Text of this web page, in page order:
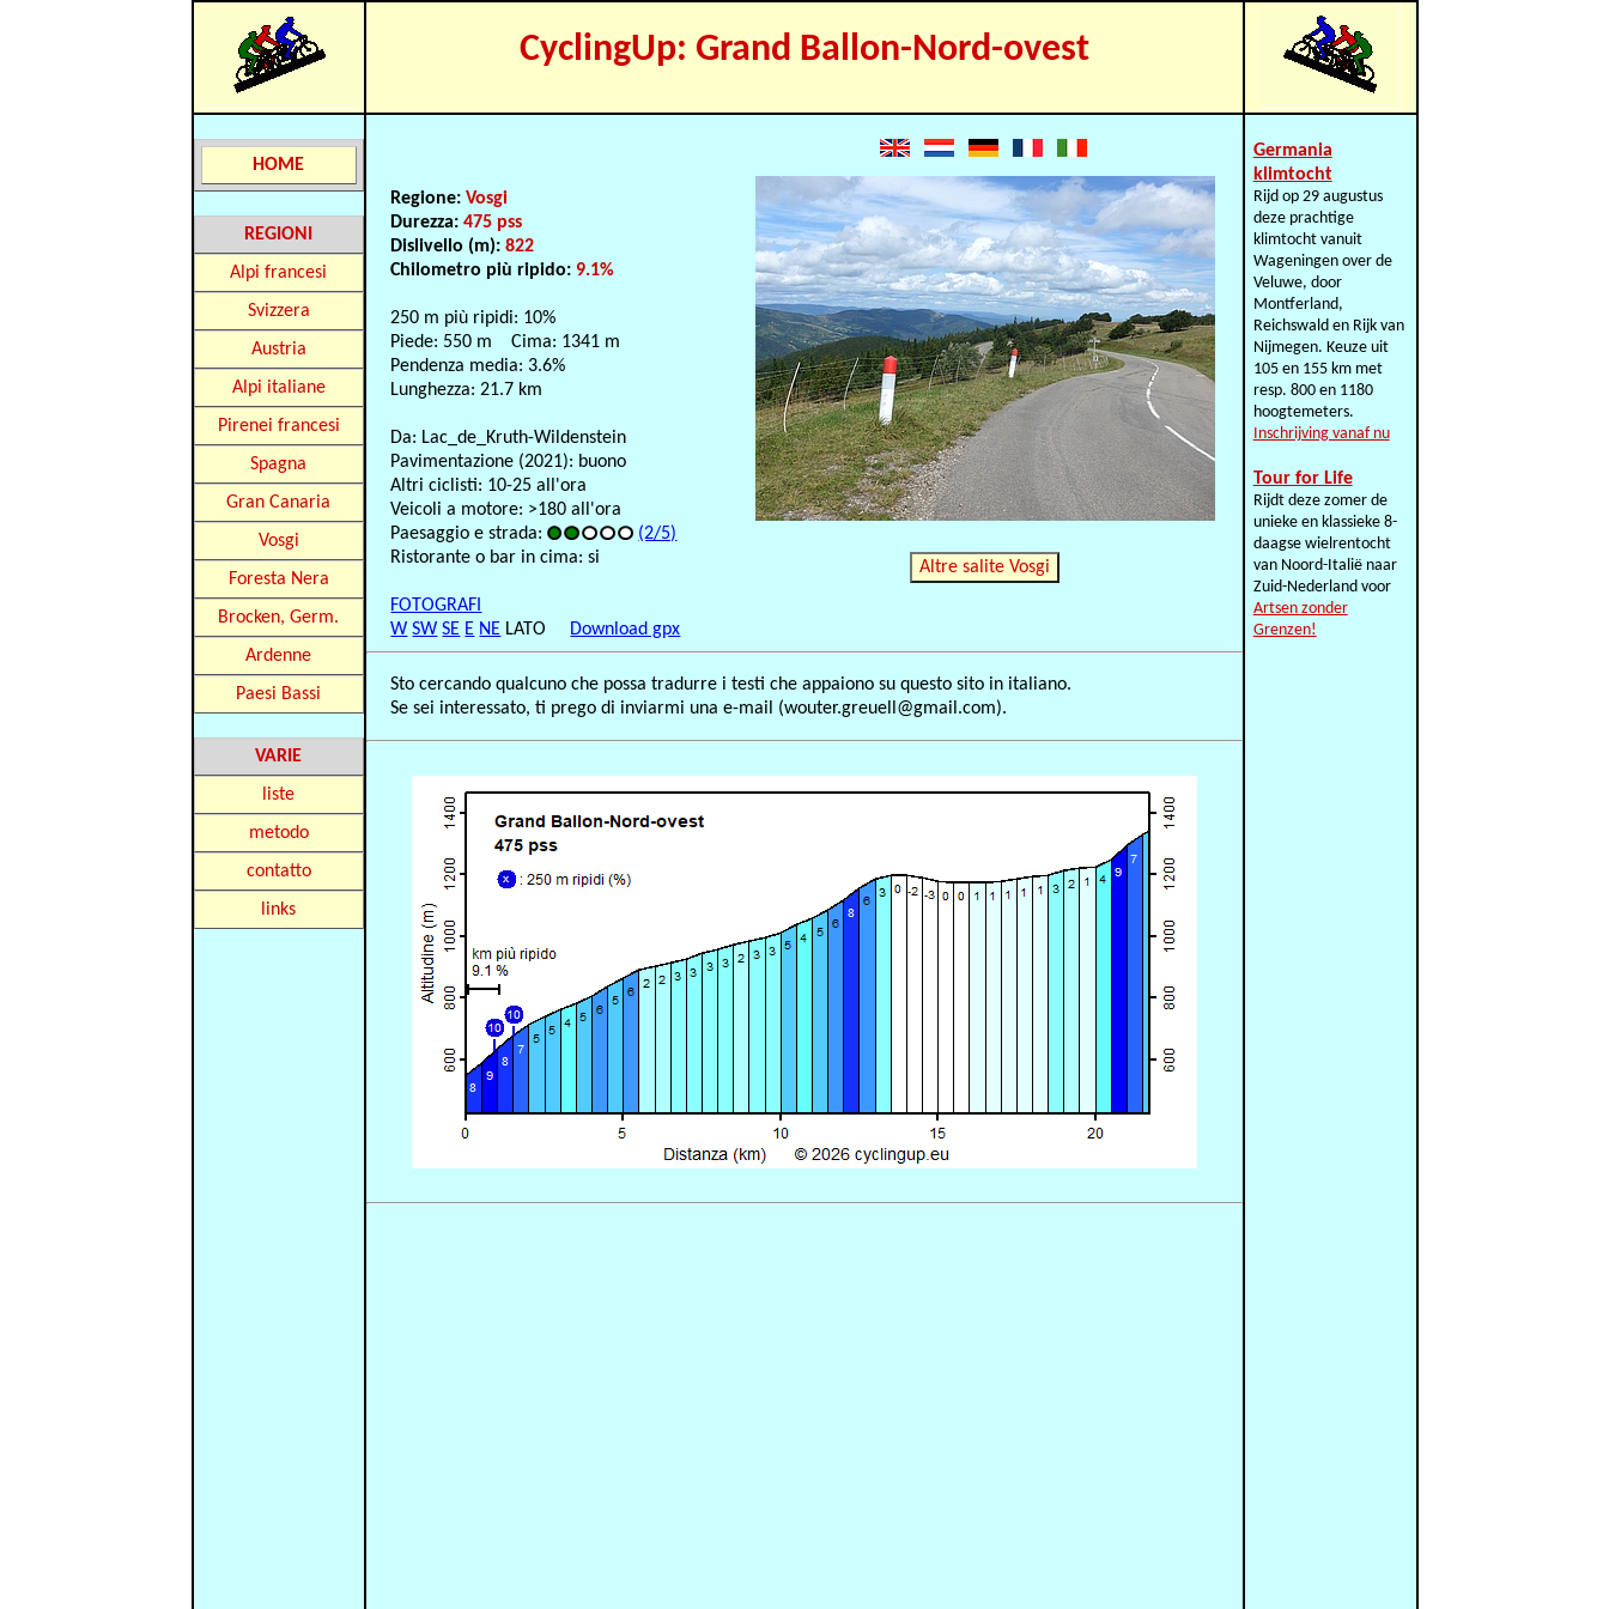
CyclingUp: Grand Ballon-Nord-ovest
HOME
REGIONI
Alpi francesi
Svizzera
Austria
Alpi italiane
Pirenei francesi
Spagna
Gran Canaria
Vosgi
Foresta Nera
Brocken, Germ.
Ardenne
Paesi Bassi
VARIE
liste
metodo
contatto
links
Regione:Vosgi
Durezza:475 pss
Dislivello (m):822
Chilometro più ripido: 9.1%
250 m più ripidi: 10%
Piede: 550 m Cima: 1341 m
Pendenza media: 3.6%
Lunghezza: 21.7 km
Da: Lac_de_Kruth-Wildenstein
Pavimentazione (2021): buono
Altri ciclisti: 10-25 all'ora
Veicoli a motore: >180 all'ora
Paesaggio e strada:
(2/5)
Ristorante o bar in cima: si
FOTOGRAFI
W SW SE E NE LATO Download gpx
Altre salite Vosgi
Sto cercando qualcuno che possa tradurre i testi che appaiono su questo sito in italiano.
Se sei interessato, ti prego di inviarmi una e-mail (wouter.greuell@gmail.com).
Germania
klimtocht
Rijd op 29 augustus
deze prachtige
klimtocht vanuit
Wageningen over de
Veluwe, door
Montferland,
Reichswald en Rijk van
Nijmegen. Keuze uit
105 en 155 km met
resp. 800 en 1180
hoogtemeters.
Inschrijving vanaf nu
Tour for Life
Rijdt deze zomer de
unieke en klassieke 8-
daagse wielrentocht
van Noord-Italië naar
Zuid-Nederland voor
Artsen zonder
Grenzen!